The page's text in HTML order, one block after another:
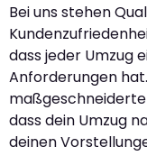
Bei uns stehen
dass jeder Umzug
Anforderungen
maßgeschneiderte
dass dein Umzug
deinen